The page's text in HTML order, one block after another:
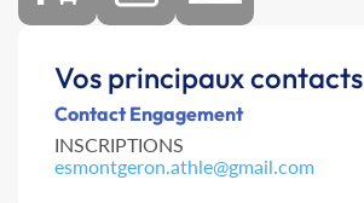
Vos principaux contacts
Contact Engagement
INSCRIPTIONS
esmontgeron.athle@gmail.com